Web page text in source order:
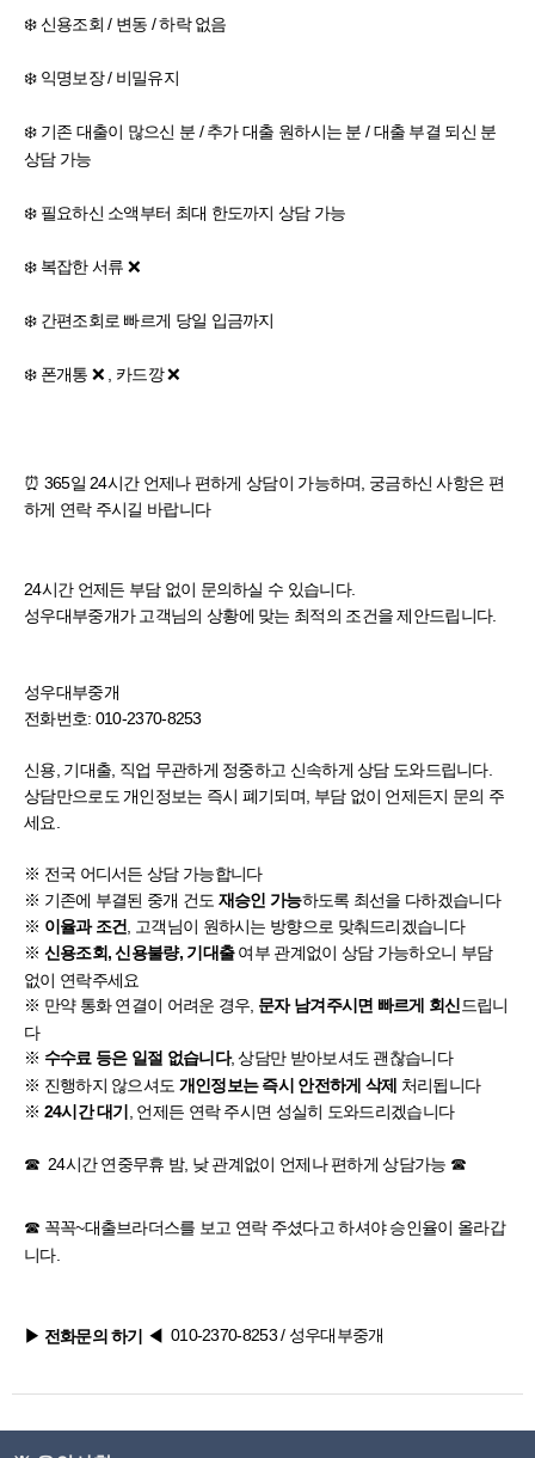
❄️ 신용조회 / 변동 / 하락 없음
❄️ 익명보장 / 비밀유지
❄️ 기존 대출이 많으신 분 / 추가 대출 원하시는 분 / 대출 부결 되신 분
상담 가능
❄️ 필요하신 소액부터 최대 한도까지 상담 가능
❄️ 복잡한 서류 ❌
❄️ 간편조회로 빠르게 당일 입금까지
❄️ 폰개통 ❌ , 카드깡 ❌
⏰ 365일 24시간 언제나 편하게 상담이 가능하며, 궁금하신 사항은 편
하게 연락 주시길 바랍니다
24시간 언제든 부담 없이 문의하실 수 있습니다.
성우대부중개가 고객님의 상황에 맞는 최적의 조건을 제안드립니다.
성우대부중개
전화번호: 010-2370-8253
신용, 기대출, 직업 무관하게 정중하고 신속하게 상담 도와드립니다.
상담만으로도 개인정보는 즉시 폐기되며, 부담 없이 언제든지 문의 주
세요.
※ 전국 어디서든 상담 가능합니다
※ 기존에 부결된 중개 건도 재승인 가능하도록 최선을 다하겠습니다
※ 이율과 조건 , 고객님이 원하시는 방향으로 맞춰드리겠습니다
※ 신용조회, 신용불량, 기대출여부 관계없이 상담 가능하오니 부담
없이 연락주세요
※ 만약 통화 연결이 어려운 경우, 문자 남겨주시면 빠르게 회신드립니
다
※ 수수료 등은 일절 없습니다, 상담만 받아보셔도 괜찮습니다
※ 진행하지 않으셔도 개인정보는 즉시 안전하게 삭제 처리됩니다
※ 24시간 대기 , 언제든 연락 주시면 성실히 도와드리겠습니다
☎ 24시간 연중무휴 밤, 낮 관계없이 언제나 편하게 상담가능 ☎
☎ 꼭꼭~대출브라더스를 보고 연락 주셨다고 하셔야 승인율이 올라갑
니다.
▶ 전화문의 하기 ◀ 010-2370-8253/ 성우대부중개